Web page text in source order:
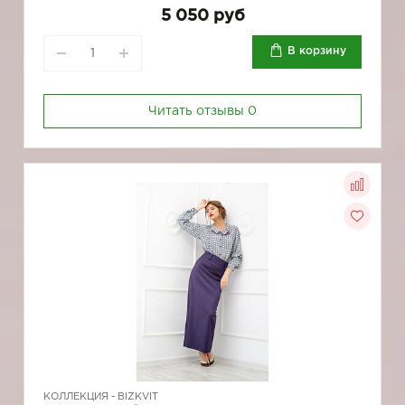
5 050 руб
В корзину
Читать отзывы 0
КОЛЛЕКЦИЯ - BIZKVIT